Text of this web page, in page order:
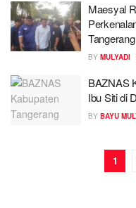
Maesyal
Tangerang
BY MULYADI
BAZNAS
Ibu Siti di
BY BAYU
1